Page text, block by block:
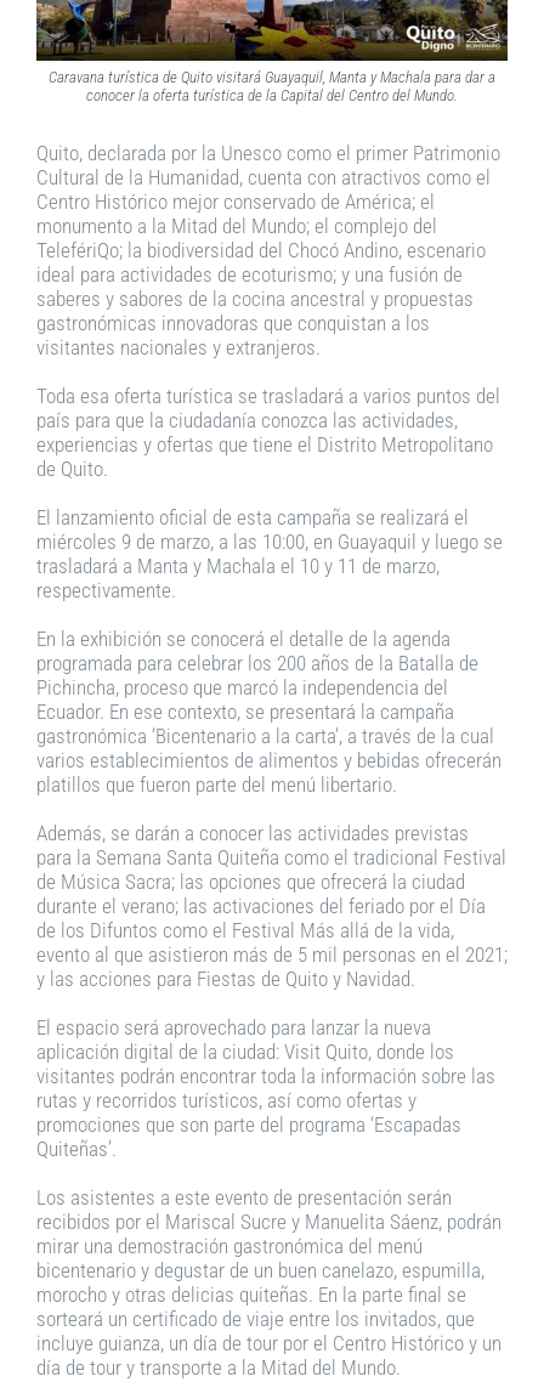
Caravana turística de Quito visitará Guayaquil, Manta y Machala para dar a
conocer la oferta turística de la Capital del Centro del Mundo.
Quito, declarada por la Unesco como el primer Patrimonio
Cultural de la Humanidad, cuenta con atractivos como el
Centro Histórico mejor conservado de América; el
monumento a la Mitad del Mundo; el complejo del
TelefériQo; la biodiversidad del Chocó Andino, escenario
ideal para actividades de ecoturismo; y una fusión de
saberes y sabores de la cocina ancestral y propuestas
gastronómicas innovadoras que conquistan a los
visitantes nacionales y extranjeros.
Toda esa oferta turística se trasladará a varios puntos del
país para que la ciudadanía conozca las actividades,
experiencias y ofertas que tiene el Distrito Metropolitano
de Quito.
El lanzamiento oficial de esta campaña se realizará el
miércoles 9 de marzo, a las 10:00, en Guayaquil y luego se
trasladará a Manta y Machala el 10 y 11 de marzo,
respectivamente.
En la exhibición se conocerá el detalle de la agenda
programada para celebrar los 200 años de la Batalla de
Pichincha, proceso que marcó la independencia del
Ecuador. En ese contexto, se presentará la campaña
gastronómica ‘Bicentenario a la carta’, a través de la cual
varios establecimientos de alimentos y bebidas ofrecerán
platillos que fueron parte del menú libertario.
Además, se darán a conocer las actividades previstas
para la Semana Santa Quiteña como el tradicional Festival
de Música Sacra; las opciones que ofrecerá la ciudad
durante el verano; las activaciones del feriado por el Día
de los Difuntos como el Festival Más allá de la vida,
evento al que asistieron más de 5 mil personas en el 2021;
y las acciones para Fiestas de Quito y Navidad.
El espacio será aprovechado para lanzar la nueva
aplicación digital de la ciudad: Visit Quito, donde los
visitantes podrán encontrar toda la información sobre las
rutas y recorridos turísticos, así como ofertas y
promociones que son parte del programa ‘Escapadas
Quiteñas’.
Los asistentes a este evento de presentación serán
recibidos por el Mariscal Sucre y Manuelita Sáenz, podrán
mirar una demostración gastronómica del menú
bicentenario y degustar de un buen canelazo, espumilla,
morocho y otras delicias quiteñas. En la parte final se
sorteará un certificado de viaje entre los invitados, que
incluye guianza, un día de tour por el Centro Histórico y un
día de tour y transporte a la Mitad del Mundo.